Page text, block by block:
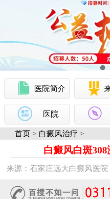
医院简介
医院
首页 > 白癜风治疗 >
白癜风白斑
来源：石家庄远大白癜风医院